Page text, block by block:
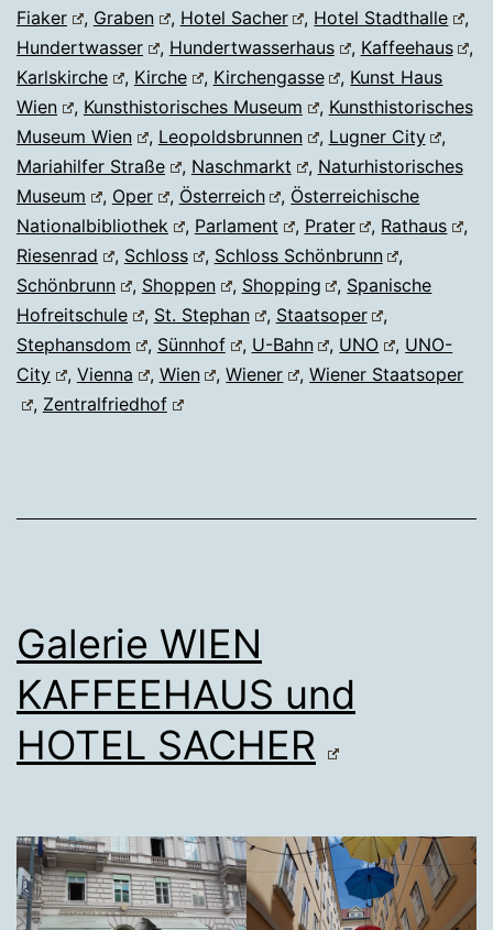
Fiaker
, Graben , Hotel Sacher , Hotel Stadthalle
,
Hundertwasser
, Hundertwasserhaus , Kaffeehaus
,
Karlskirche
, Kirche , Kirchengasse , Kunst Haus
Wien
, Kunsthistorisches Museum , Kunsthistorisches
Museum Wien
, Leopoldsbrunnen , Lugner City
,
Mariahilfer Straße
, Naschmarkt , Naturhistorisches
Museum
, Oper , Österreich , Österreichische
Nationalbibliothek
, Parlament , Prater , Rathaus
,
Riesenrad
, Schloss , Schloss Schönbrunn
,
Schönbrunn
, Shoppen , Shopping , Spanische
Hofreitschule
, St. Stephan , Staatsoper
,
Stephansdom
, Sünnhof , U-Bahn , UNO , UNO-
City
, Vienna , Wien ,Wiener ,Wiener Staatsoper
, Zentralfriedhof
Galerie WIEN
KAFFEEHAUS und
HOTEL SACHER